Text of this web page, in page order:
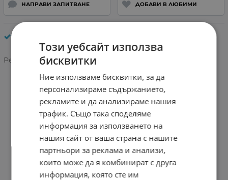
НАПРАВИ ЗАПИТВАНЕ ДОБАВИ В ЛЮБИМИ
Рейтинг:
Този уебсайт използва
бисквитки
Ние използваме бисквитки, за да
персонализираме съдържанието,
рекламите и да анализираме нашия
трафик. Също така споделяме
информация за използването на
нашия сайт от ваша страна с нашите
партньори за реклама и анализи,
които може да я комбинират с друга
информация, която сте им